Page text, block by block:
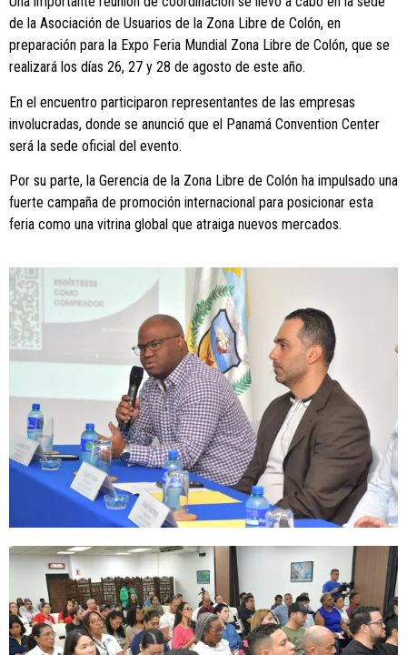
de la Asociación de Usuarios de la Zona Libre de Colón, en
preparación para la Expo Feria Mundial Zona Libre de Colón, que se
realizará los días 26, 27 y 28 de agosto de este año.
En el encuentro participaron representantes de las empresas
involucradas, donde se anunció que el Panamá Convention Center
será la sede oficial del evento.
Por su parte, la Gerencia de la Zona Libre de Colón ha impulsado una
fuerte campaña de promoción internacional para posicionar esta
feria como una vitrina global que atraiga nuevos mercados.